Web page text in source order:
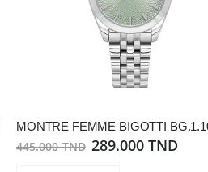
MONTRE FEMME BIGOTTI
445.000 TND 289.000 TND